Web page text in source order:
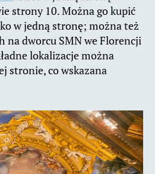
strony 10. Można go kupić
w jedną stronę; można też
na dworcu SMN we Florencji
lokalizacje można
stronie, co wskazana